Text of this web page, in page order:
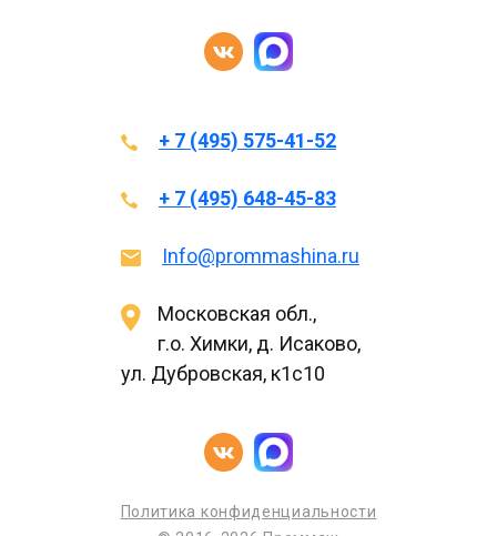
+ 7 (495) 575-41-52
+ 7 (495) 648-45-83
Info@prommashina.ru
Московская обл.,
г.о. Химки, д. Исаково,
ул. Дубровская, к1с10
Политика конфиденциальности